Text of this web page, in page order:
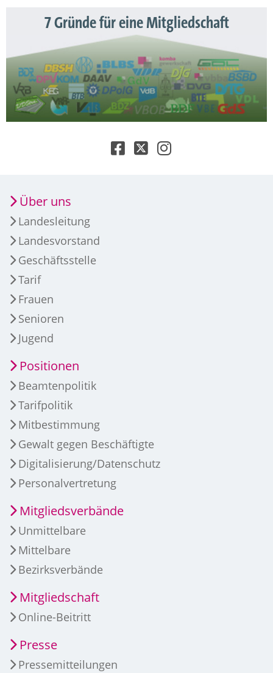
7 Gründe für eine Mitgliedschaft
Über uns
Landesleitung
Landesvorstand
Geschäftsstelle
Tarif
Frauen
Senioren
Jugend
Positionen
Beamtenpolitik
Tarifpolitik
Mitbestimmung
Gewalt gegen Beschäftigte
Digitalisierung/Datenschutz
Personalvertretung
Mitgliedsverbände
Unmittelbare
Mittelbare
Bezirksverbände
Mitgliedschaft
Online-Beitritt
Presse
Pressemitteilungen